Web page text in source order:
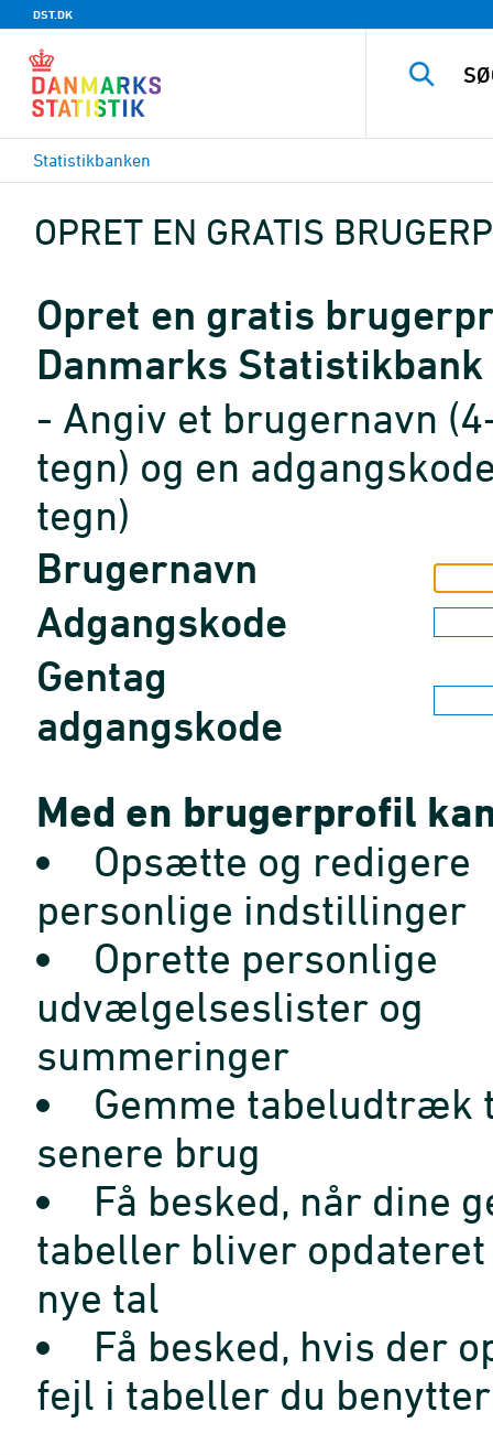
DST.DK
Statistikbanken
OPRET EN GRATIS
Opret en gratis
Danmarks Statistikbank
- Angiv et brugernavn
tegn) og en
tegn)
Brugernavn
Adgangskode
Gentag
adgangskode
Med en brugerprofil
Opsætte og redigere
personlige indstillinger
Oprette personlige
udvælgelseslister og
summeringer
Gemme tabeludtræk
senere brug
Få besked, når dine
tabeller bliver opdateret
nye tal
Få besked, hvis der
fejl i tabeller du benytter